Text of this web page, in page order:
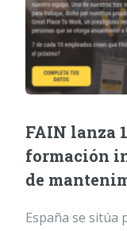
FAIN lanza
formación
de
España se sitúa